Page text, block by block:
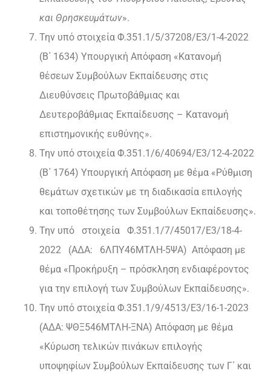
και Θρησκευμάτων».
Την υπό στοιχεία Φ.351.1/5/37208/Ε3/1-4-2022
(Β΄ 1634) Υπουργική Απόφαση «Κατανομή
θέσεων Συμβούλων Εκπαίδευσης στις
Διευθύνσεις Πρωτοβάθμιας και
Δευτεροβάθμιας Εκπαίδευσης – Κατανομή
επιστημονικής ευθύνης».
Την υπό στοιχεία Φ.351.1/6/40694/Ε3/12-4-2022
(Β΄ 1764) Υπουργική Απόφαση με θέμα «Ρύθμιση
θεμάτων σχετικών με τη διαδικασία επιλογής
και τοποθέτησης των Συμβούλων Εκπαίδευσης».
Την υπό στοιχεία Φ.351.1/7/45017/Ε3/18-4-
2022 (ΑΔΑ: 6ΛΠΥ46ΜΤΛΗ-5ΨΑ) Απόφαση με
θέμα «Προκήρυξη – πρόσκληση ενδιαφέροντος
για την επιλογή των Συμβούλων Εκπαίδευσης».
Την υπό στοιχεία Φ.351.1/9/4513/Ε3/16-1-2023
(ΑΔΑ: ΨΘΞ546ΜΤΛΗ-ΞΝΑ) Απόφαση με θέμα
«Κύρωση τελικών πινάκων επιλογής
υποψηφίων Συμβούλων Εκπαίδευσης των Γ΄ και